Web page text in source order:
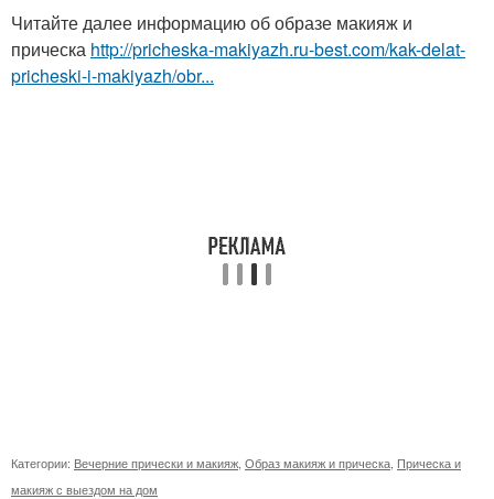
Читайте далее информацию об образе макияж и
прическа http://pricheska-makiyazh.ru-best.com/kak-delat-
pricheski-i-makiyazh/obr...
Категории: Вечерние прически и макияж Образ макияж и прическа Прическа и
макияж с выездом на дом